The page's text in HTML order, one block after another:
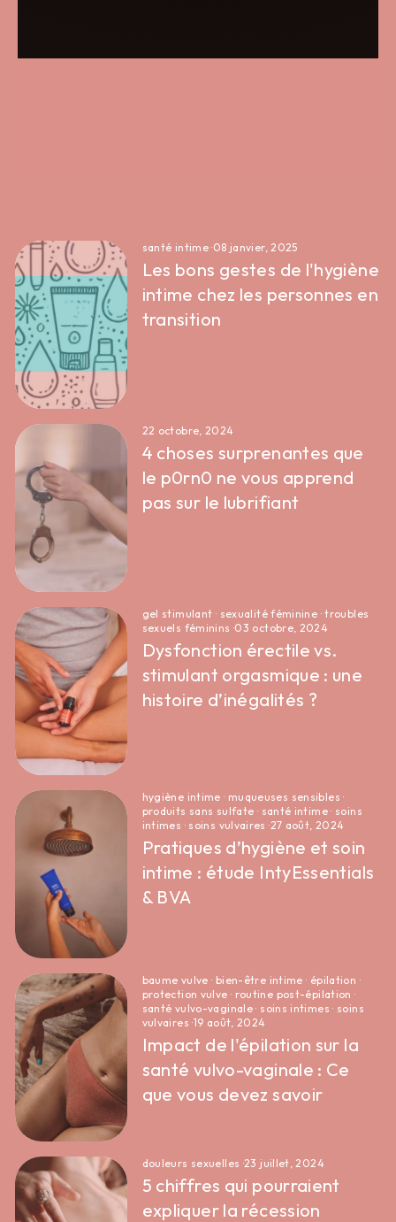
santé intime ·08 janvier, 2025
Les bons gestes de l'hygiène
intime chez les personnes en
transition
22 octobre, 2024
4 choses surprenantes que
le p0rn0 ne vous apprend
pas sur le lubrifiant
gel stimulant · sexualité féminine ·troubles
sexuels féminins ·03 octobre, 2024
Dysfonction érectile vs.
stimulant orgasmique : une
histoire d’inégalités ?
hygiène intime · muqueuses sensibles ·
produits sans sulfate · santé intime· soins
intimes · soins vulvaires ·27 août, 2024
Pratiques d’hygiène et soin
intime : étude IntyEssentials
& BVA
baume vulve · bien-être intime · épilation ·
protection vulve · routine post-épilation ·
santé vulvo-vaginale · soins intimes · soins
vulvaires ·19 août, 2024
Impact de l'épilation sur la
santé vulvo-vaginale : Ce
que vous devez savoir
douleurs sexuelles ·23 juillet, 2024
5 chiffres qui pourraient
expliquer la récession